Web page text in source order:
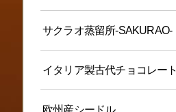
サクラオ蒸留所-SAKURAO-
イタリア製古代チョコレート
欧州産シードル